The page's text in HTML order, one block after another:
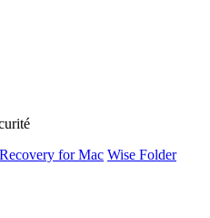
for Mac Wise Folder